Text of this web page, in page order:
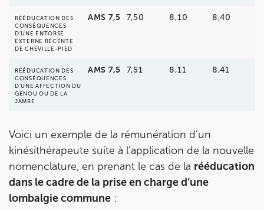
RÉÉDUCATION DES
CONSÉQUENCES
D’UNE ENTORSE
EXTERNE RÉCENTE
DE CHEVILLE-PIED
AMS 7,5 7,50 8,10 8,40
RÉÉDUCATION DES
CONSÉQUENCES
D’UNE AFFECTION DU
GENOU OU DE LA
JAMBE
AMS 7,5 7,51 8,11 8,41
Voici un exemple de la rémunération d’un
kinésithérapeute suite à l’application de la nouvelle
nomenclature, en prenant le cas de la rééducation
dans le cadre de la prise en charge d’une
lombalgie commune :